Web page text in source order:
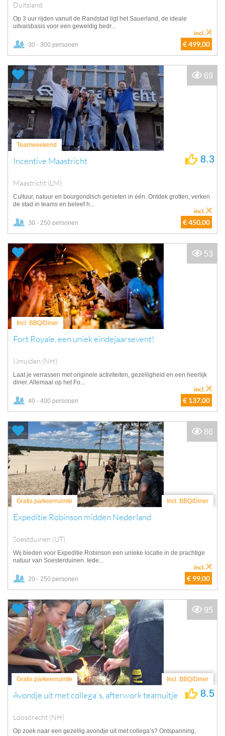
Duitsland
Op 3 uur rijden vanuit de Randstad ligt het Sauerland, de ideale
uitvalsbasis voor een geweldig bedr...
30 - 300 personen € 499,00
incl.
Teamweekend
Incentive Maastricht
Maastricht (LM)
8.3
Cultuur, natuur en bourgondisch genieten in één. Ontdek grotten, verken
de stad in teams en beleef h...
30 - 250 personen € 450,00
incl.
69
Incl. BBQ/Diner
Fort Royale, een uniek eindejaarsevent!
IJmuiden (NH)
Laat je verrassen met originele activiteiten, gezelligheid en een heerlijk
diner. Allemaal op het Fo...
40 - 400 personen € 137,00
incl.
53
Gratis parkeerruimte Incl. BBQ/Diner
Expeditie Robinson midden Nederland
Soestduinen (UT)
Wij bieden voor Expeditie Robinson een unieke locatie in de prachtige
natuur van Soesterduinen. Iede...
20 - 250 personen € 99,00
incl.
86
Gratis parkeerruimte Incl. BBQ/Diner
Avondje uit met collega`s, afterwork teamuitje
Loosdrecht (NH)
8.5
Op zoek naar een gezellig avondje uit met collega’s? Ontspanning,
95